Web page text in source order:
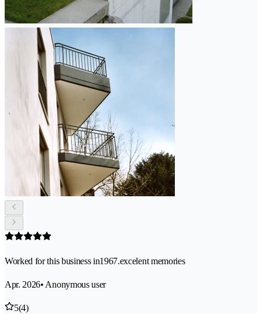
Worked for this business in1967.excelent memories
Apr. 2026• Anonymous user
5(4)